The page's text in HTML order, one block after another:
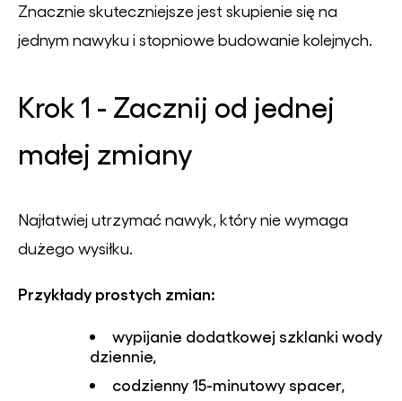
Znacznie skuteczniejsze jest skupienie się na
jednym nawyku i stopniowe budowanie kolejnych.
Krok 1 - Zacznij od jednej
małej zmiany
Najłatwiej utrzymać nawyk, który nie wymaga
dużego wysiłku.
Przykłady prostych zmian:
wypijanie dodatkowej szklanki wody
dziennie,
codzienny 15-minutowy spacer,